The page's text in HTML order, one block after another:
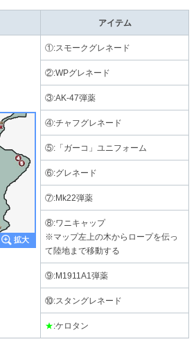
アイテム
①:スモークグレネード
②:WPグレネード
③:AK-47弾薬
④:チャフグレネード
⑤:「ガーコ」ユニフォーム
⑥:グレネード
⑦:Mk22弾薬
⑧:ワニキャップ
※マップ左上の木からロープを伝っ
て陸地まで移動する
⑨:M1911A1弾薬
⑩:スタングレネード
★:ケロタン